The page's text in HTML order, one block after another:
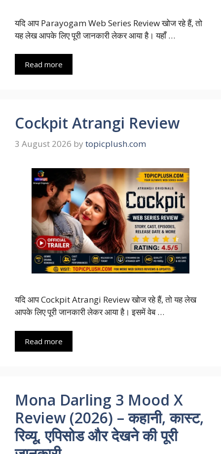
यदि आप Parayogam Web Series Review खोज रहे हैं, तो
यह लेख आपके लिए पूरी जानकारी लेकर आया है। यहाँ …
Read more
Cockpit Atrangi Review
3 August 2026 by topicplush.com
यदि आप Cockpit Atrangi Review खोज रहे हैं, तो यह लेख
आपके लिए पूरी जानकारी लेकर आया है। इसमें वेब …
Read more
Mona Darling 3 Mood X
Review (2026) – कहानी, कास्ट,
रिव्यू, एपिसोड और देखने की पूरी